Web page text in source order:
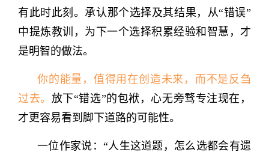
有此时此刻。承认那个选择及其结果，从“错误”
中提炼教训，为下一个选择积累经验和智慧，才
是明智的做法。
你的能量，值得用在创造未来，而不是反刍
过去。 放下“错选”的包袱，心无旁骛专注现在，
才更容易看到脚下道路的可能性。
一位作家说：“人生这道题，怎么选都会有遗